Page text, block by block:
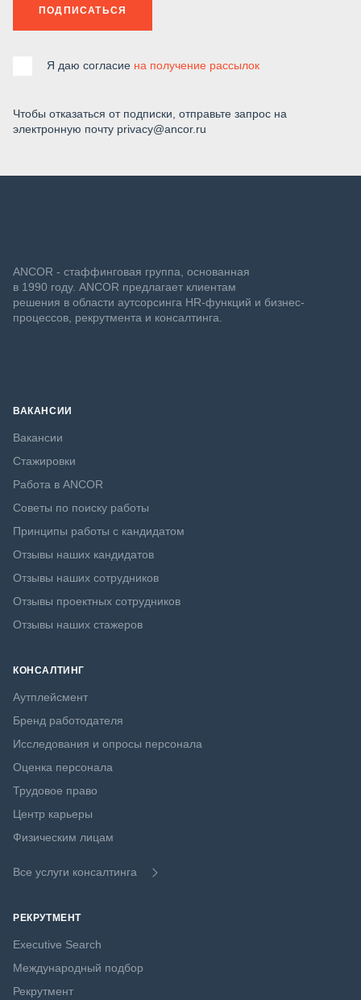
ПОДПИСАТЬСЯ
Я даю согласие на получение рассылок
Чтобы отказаться от подписки, отправьте запрос на
электронную почту privacy@ancor.ru
ANCOR - стаффинговая группа, основанная
в 1990 году. ANCOR предлагает клиентам
решения в области аутсорсинга HR-функций и бизнес-
процессов, рекрутмента и консалтинга.
ВАКАНСИИ
Вакансии
Стажировки
Работа в ANCOR
Советы по поиску работы
Принципы работы с кандидатом
Отзывы наших кандидатов
Отзывы наших сотрудников
Отзывы проектных сотрудников
Отзывы наших стажеров
КОНСАЛТИНГ
Аутплейсмент
Бренд работодателя
Исследования и опросы персонала
Оценка персонала
Трудовое право
Центр карьеры
Физическим лицам
Все услуги консалтинга
РЕКРУТМЕНТ
Executive Search
Международный подбор
Рекрутмент